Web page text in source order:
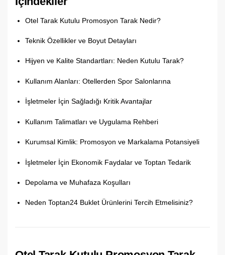
Otel Tarak Kutulu Promosyon Tarak Nedir?
Teknik Özellikler ve Boyut Detayları
Hijyen ve Kalite Standartları: Neden Kutulu Tarak?
Kullanım Alanları: Otellerden Spor Salonlarına
İşletmeler İçin Sağladığı Kritik Avantajlar
Kullanım Talimatları ve Uygulama Rehberi
Kurumsal Kimlik: Promosyon ve Markalama Potansiyeli
İşletmeler İçin Ekonomik Faydalar ve Toptan Tedarik
Depolama ve Muhafaza Koşulları
Neden Toptan24 Buklet Ürünlerini Tercih Etmelisiniz?